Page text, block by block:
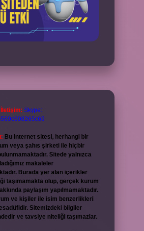
Skype:
Bu internet sitesi, herhangi bir
veya şahıs şirketi ile hiçbir
Sitede yalnızca
makaleler
Burada yer alan içerikler
taşımamakta olup, gerçek kurum
paylaşım yapılmamaktadır.
ve kişiler ile isim benzerlikleri
Sitemizdeki bilgiler
ve tavsiye niteliği taşımazlar.